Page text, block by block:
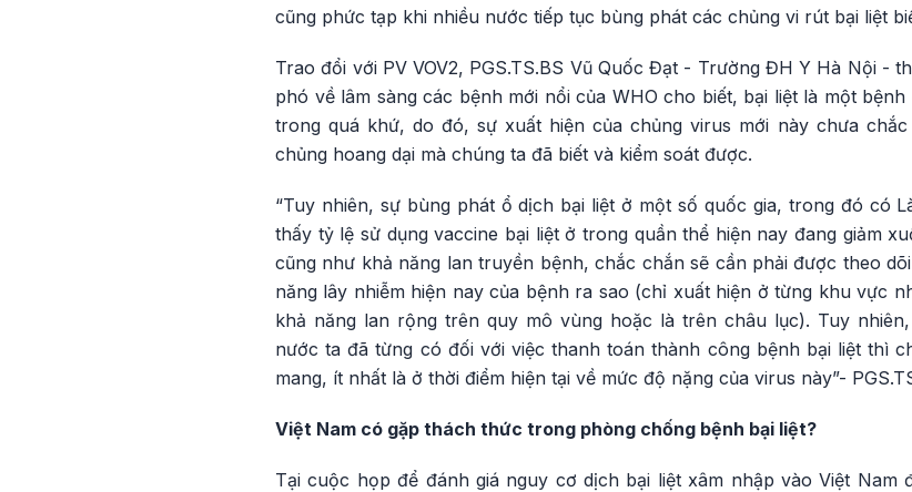
cũng phức tạp khi nhiều nước tiếp tục bùng phát các chủng vi rút bại liệt
Trao đổi với PV VOV2, PGS.TS.BS Vũ Quốc Đạt - Trường ĐH Y Hà Nội -
phó về lâm sàng các bệnh mới nổi của WHO cho biết, bại liệt là một
trong quá khứ, do đó, sự xuất hiện của chủng virus mới này chưa
chủng hoang dại mà chúng ta đã biết và kiểm soát được.
“Tuy nhiên, sự bùng phát ổ dịch bại liệt ở một số quốc gia, trong đó có
thấy tỷ lệ sử dụng vaccine bại liệt ở trong quần thể hiện nay đang giảm
cũng như khả năng lan truyền bệnh, chắc chắn sẽ cần phải được theo
năng lây nhiễm hiện nay của bệnh ra sao (chỉ xuất hiện ở từng khu vực
khả năng lan rộng trên quy mô vùng hoặc là trên châu lục). Tuy
nước ta đã từng có đối với việc thanh toán thành công bệnh bại liệt thì
mang, ít nhất là ở thời điểm hiện tại về mức độ nặng của virus này”-
Việt Nam có gặp thách thức trong phòng chống bệnh bại liệt?
Tại cuộc họp để đánh giá nguy cơ dịch bại liệt xâm nhập vào Việt